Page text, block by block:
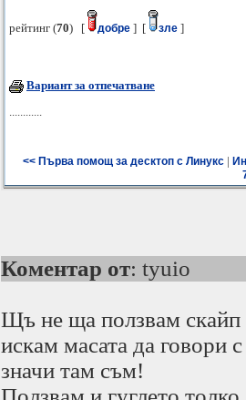
рейтинг (70) [ добре ] [ зле ]
Вариант за отпечатване
<< Първа помощ за десктоп с Линукс |
Коментар от: tyuio
Щъ не ща ползвам скайп
искам масата да говори
значи там съм!